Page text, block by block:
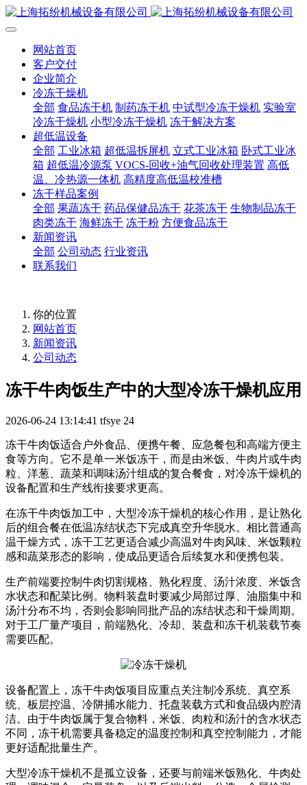
网站首页
客户交付
企业简介
冷冻干燥机
全部 食品冻干机 制药冻干机 中试型冷冻干燥机 实验室
冷冻干燥机 小型冷冻干燥机 冻干解决方案
超低温设备
全部 工业冰箱 超低温拆屏机 立式工业冰箱 卧式工业冰
箱 超低温冷源泵 VOCS-回收+油气回收处理装置 高低
温、冷热源一体机 高精度高低温校准槽
冻干样品案例
全部 果蔬冻干 药品保健品冻干 花茶冻干 生物制品冻干
肉类冻干 海鲜冻干 冻干粉 方便食品冻干
新闻资讯
全部 公司动态 行业资讯
联系我们
你的位置
网站首页
新闻资讯
公司动态
冻干牛肉饭生产中的大型冷冻干燥机应用
2026-06-24 13:14:41 tfsye 24
冻干牛肉饭适合户外食品、便携午餐、应急餐包和高端方便主
食等方向。它不是单一米饭冻干，而是由米饭、牛肉片或牛肉
粒、洋葱、蔬菜和调味汤汁组成的复合餐食，对冷冻干燥机的
设备配置和生产线衔接要求更高。
在冻干牛肉饭加工中，大型冷冻干燥机的核心作用，是让熟化
后的组合餐在低温冻结状态下完成真空升华脱水。相比普通高
温干燥方式，冻干工艺更适合减少高温对牛肉风味、米饭颗粒
感和蔬菜形态的影响，使成品更适合后续复水和便携包装。
生产前端要控制牛肉切割规格、熟化程度、汤汁浓度、米饭含
水状态和配菜比例。物料装盘时要减少局部过厚、油脂集中和
汤汁分布不均，否则会影响同批产品的冻结状态和干燥周期。
对于工厂量产项目，前端熟化、冷却、装盘和冻干机装载节奏
需要匹配。
设备配置上，冻干牛肉饭项目应重点关注制冷系统、真空系
统、板层控温、冷阱捕水能力、托盘装载方式和食品级内腔清
洁。由于牛肉饭属于复合物料，米饭、肉粒和汤汁的含水状态
不同，冻干机需要具备稳定的温度控制和真空控制能力，才能
更好适配批量生产。
大型冷冻干燥机不是孤立设备，还要与前端米饭熟化、牛肉处